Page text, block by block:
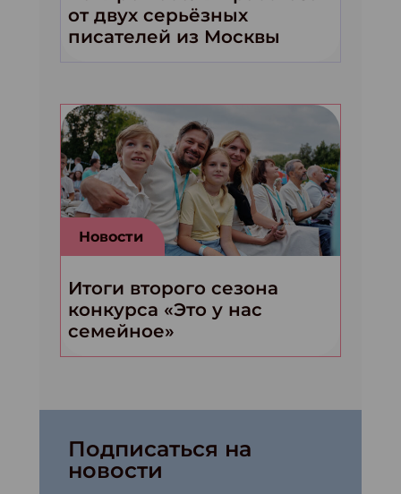
от двух серьёзных
писателей из Москвы
Новости
Итоги второго сезона
конкурса «Это у нас
семейное»
Подписаться на
новости